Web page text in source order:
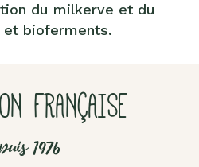
du milkerve et du
bioferments.
FRANÇAISE
1976